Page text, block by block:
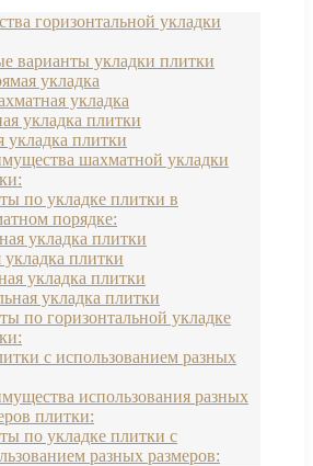
горизонтальной укладки
варианты укладки плитки
укладка
укладка
укладка плитки
плитки
шахматной укладки
по укладке плитки в
порядке:
укладка плитки
плитки
укладка плитки
укладка плитки
по горизонтальной укладке
с использованием разных
использования разных
плитки:
по укладке плитки с
разных размеров: